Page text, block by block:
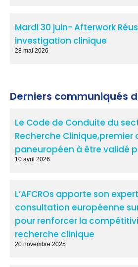
Mardi 30 juin- Afterwork
investigation clinique
28 mai 2026
Derniers communiqués
Le Code de Conduite du
Recherche Clinique,premier
paneuropéen à être validé
10 avril 2026
L’AFCROs apporte son
consultation européenne
pour renforcer la
recherche clinique
20 novembre 2025